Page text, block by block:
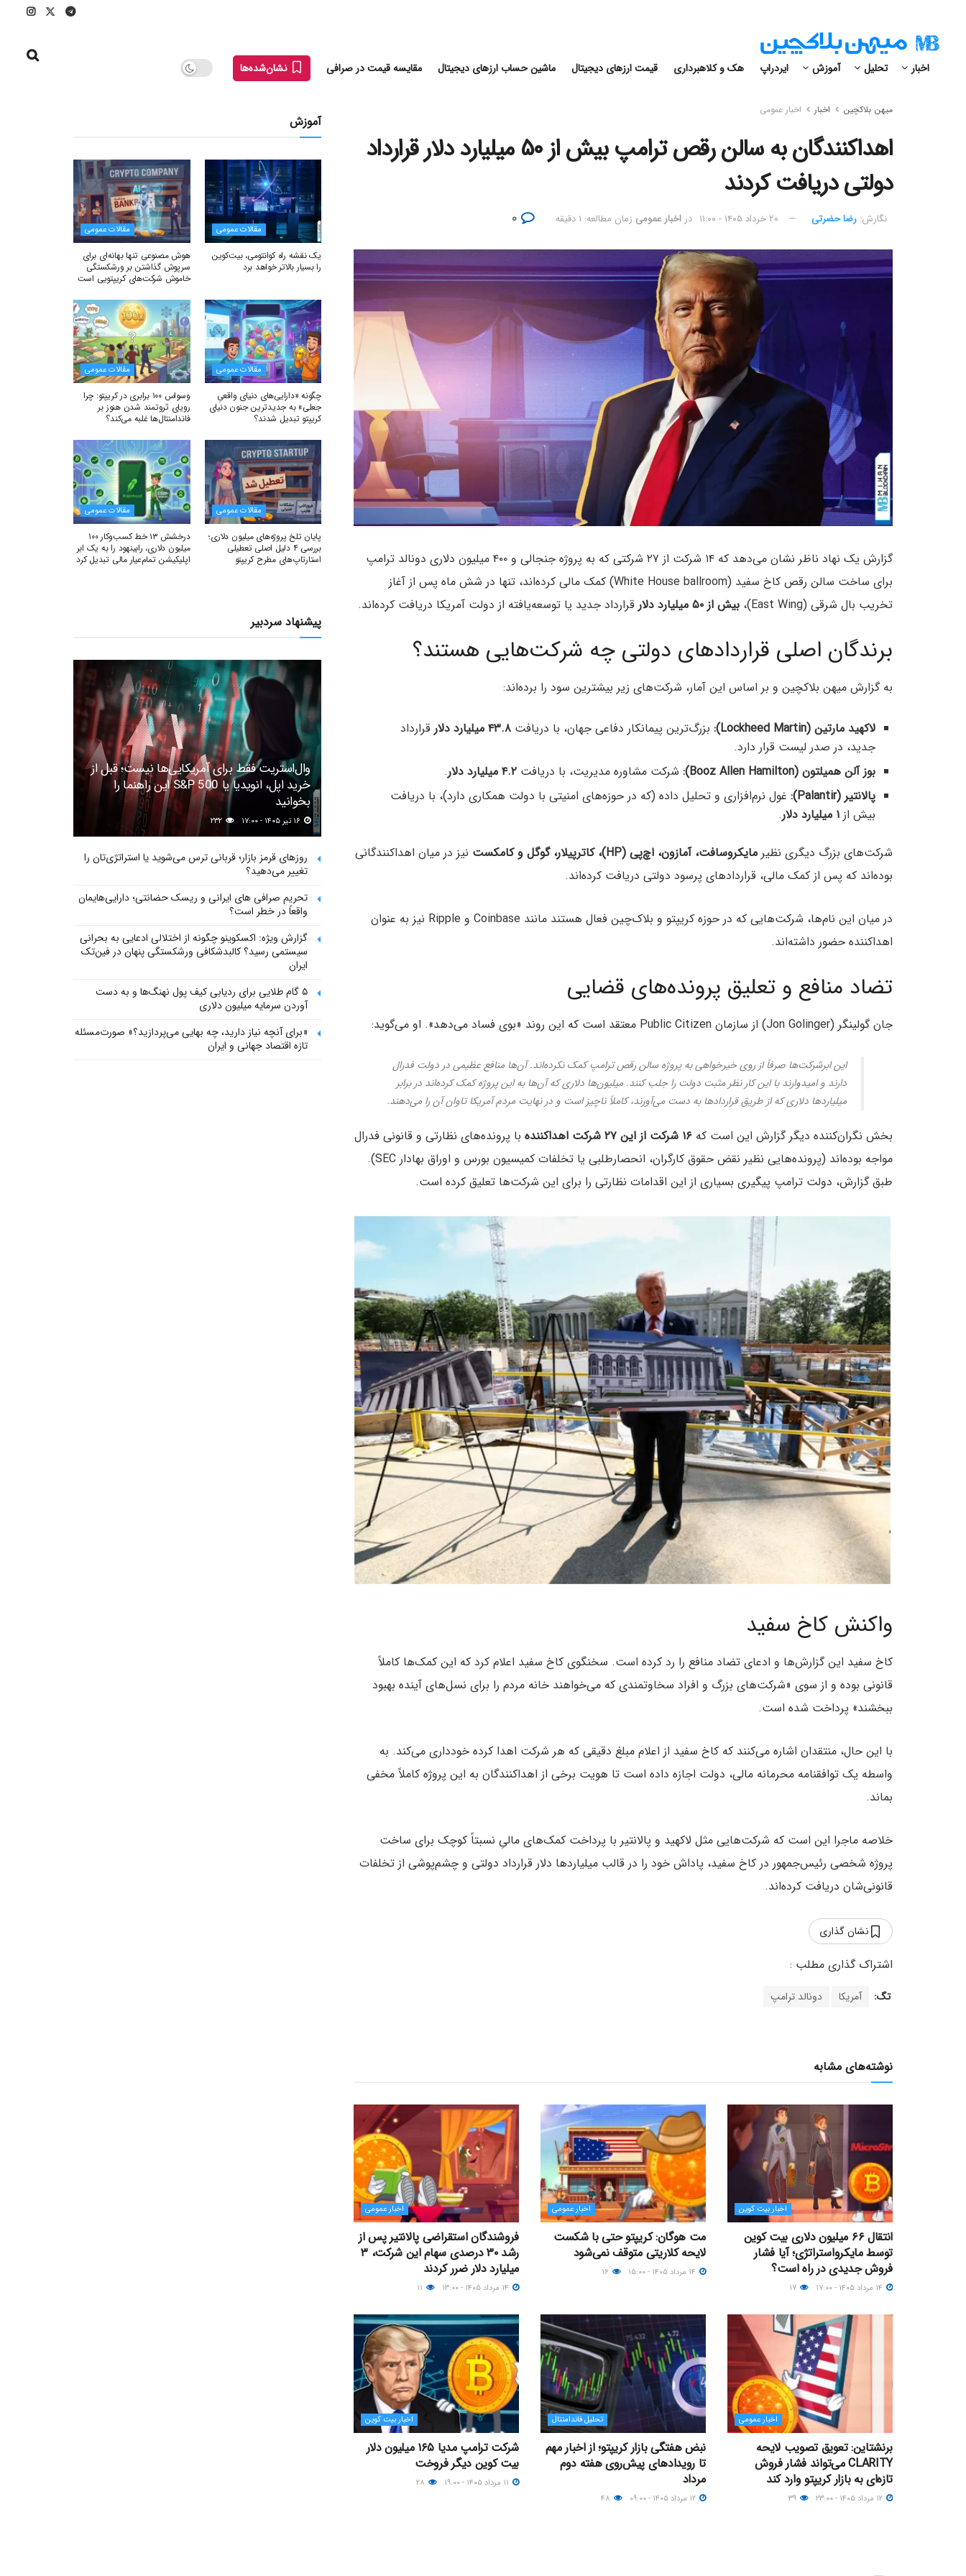
اخبار تحلیل آموزش ایردراپ هک و کلاهبرداری قیمت ارزهای دیجیتال ماشین حساب ارزهای دیجیتال مقایسه قیمت در صرافی نشان‌شده‌ها
میهن بلاکچین اخبار اخبار عمومی
اهداکنندگان به سالن رقص ترامپ بیش از ۵۰ میلیارد دلار قرارداد
دولتی دریافت کردند
نگارش:‌ رضا حضرتی ۲۰ خرداد ۱۴۰۵ - ۱۱:۰۰ در اخبار عمومی زمان مطالعه: ۱ دقیقه
گزارش یک نهاد ناظر نشان می‌دهد که ۱۴ شرکت از ۲۷ شرکتی که به پروژه جنجالی و ۴۰۰ میلیون دلاری دونالد ترامپ
برای ساخت سالن رقص کاخ سفید (White House ballroom) کمک مالی کرده‌اند، تنها در شش ماه پس از آغاز
تخریب بال شرقی (East Wing)،
بیش از ۵۰ میلیارد دلار قرارداد جدید یا توسعه‌یافته از دولت آمریکا دریافت کرده‌اند.
برندگان اصلی قراردادهای دولتی چه شرکت‌هایی هستند؟
به گزارش میهن بلاکچین و بر اساس این آمار، شرکت‌های زیر بیشترین سود را برده‌اند:
لاکهید مارتین (Lockheed Martin): بزرگ‌ترین پیمانکار دفاعی جهان، با دریافت ۴۳.۸ میلیارد دلار
قرارداد
جدید، در صدر لیست قرار دارد.
بوز آلن همیلتون (Booz Allen Hamilton):
شرکت مشاوره مدیریت، با دریافت ۴.۲ میلیارد دلار
.
پالانتیر (Palantir):
غول نرم‌افزاری و تحلیل داده (که در حوزه‌های امنیتی با دولت همکاری دارد)، با دریافت
بیش از ۱ میلیارد دلار .
شرکت‌های بزرگ دیگری نظیر مایکروسافت، آمازون، اچ‌پی (HP)، کاترپیلار، گوگل و کامکست
نیز در میان اهداکنندگانی
بوده‌اند که پس از کمک مالی، قراردادهای پرسود دولتی دریافت کرده‌اند.
در میان این نام‌ها، شرکت‌هایی که در حوزه کریپتو و بلاک‌چین فعال هستند مانند Coinbase و Ripple نیز به عنوان
اهداکننده حضور داشته‌اند.
تضاد منافع و تعلیق پرونده‌های قضایی
جان گولینگر (Jon Golinger) از سازمان Public Citizen معتقد است که این روند «بوی فساد می‌دهد». او می‌گوید:
این ابرشرکت‌ها صرفاً از روی خیرخواهی به پروژه سالن رقص ترامپ کمک نکرده‌اند. آن‌ها منافع عظیمی در دولت فدرال
دارند و امیدوارند با این کار نظر مثبت دولت را جلب کنند. میلیون‌ها دلاری که آن‌ها به این پروژه کمک کرده‌اند در برابر
میلیاردها دلاری که از طریق قراردادها به دست می‌آورند، کاملاً ناچیز است و در نهایت مردم آمریکا تاوان آن را می‌دهند.
بخش نگران‌کننده دیگر گزارش این است که ۱۶ شرکت از این ۲۷ شرکت اهداکننده
با پرونده‌های نظارتی و قانونی فدرال
مواجه بوده‌اند (پرونده‌هایی نظیر نقض حقوق کارگران، انحصارطلبی یا تخلفات کمیسیون بورس و اوراق بهادار SEC).
طبق گزارش، دولت ترامپ پیگیری بسیاری از این اقدامات نظارتی را برای این شرکت‌ها تعلیق کرده است.
واکنش کاخ سفید
کاخ سفید این گزارش‌ها و ادعای تضاد منافع را رد کرده است. سخنگوی کاخ سفید اعلام کرد که این کمک‌ها کاملاً
قانونی بوده و از سوی «شرکت‌های بزرگ و افراد سخاوتمندی که می‌خواهند خانه مردم را برای نسل‌های آینده بهبود
ببخشند» پرداخت شده است.
با این حال، منتقدان اشاره می‌کنند که کاخ سفید از اعلام مبلغ دقیقی که هر شرکت اهدا کرده خودداری می‌کند. به
واسطه یک توافقنامه محرمانه مالی، دولت اجازه داده است تا هویت برخی از اهداکنندگان به این پروژه کاملاً مخفی
بماند.
خلاصه ماجرا این است که شرکت‌هایی مثل لاکهید و پالانتیر با پرداخت کمک‌های مالیِ نسبتاً کوچک برای ساخت
پروژه شخصی رئیس‌جمهور در کاخ سفید، پاداش خود را در قالب میلیاردها دلار قرارداد دولتی و چشم‌پوشی از تخلفات
قانونی‌شان دریافت کرده‌اند.
نشان گذاری
تگ: آمریکا دونالد ترامپ
نوشته‌های مشابه
اخبار بیت کوین
انتقال ۶۶ میلیون دلاری بیت کوین
توسط مایکرواستراتژی؛ آیا فشار
فروش جدیدی در راه است؟
اخبار عمومی
مت هوگان: کریپتو حتی با شکست
لایحه کلاریتی متوقف نمی‌شود
اخبار عمومی
فروشندگان استقراضی پالانتیر پس از
رشد ۳۰ درصدی سهام این شرکت، ۳
میلیارد دلار ضرر کردند
اخبار عمومی
برنشتاین: تعویق تصویب لایحه
CLARITY می‌تواند فشار فروش
تازه‌ای به بازار کریپتو وارد کند
تحلیل فاندامنتال
نبض هفتگی بازار کریپتو؛ از اخبار مهم
تا رویدادهای پیش‌روی هفته دوم
مرداد
اخبار بیت کوین
شرکت ترامپ مدیا ۱۶۵ میلیون دلار
بیت کوین دیگر فروخت
آموزش
مقالات عمومی
یک نقشه راه کوانتومی، بیت‌کوین
را بسیار بالاتر خواهد برد
مقالات عمومی
هوش مصنوعی تنها بهانه‌ای برای
سرپوش گذاشتن بر ورشکستگی
خاموش شرکت‌های کریپتویی است
مقالات عمومی
چگونه «دارایی‌های دنیای واقعیِ
جعلی» به جدیدترین جنون دنیای
کریپتو تبدیل شدند؟
مقالات عمومی
وسواس ۱۰۰ برابری در کریپتو: چرا
رویای ثروتمند شدن هنوز بر
فاندامنتال‌ها غلبه می‌کند؟
مقالات عمومی
پایان تلخ پروژه‌های میلیون دلاری؛
بررسی ۴ دلیل اصلی تعطیلی
استارتاپ‌های مطرح کریپتو
مقالات عمومی
درخشش ۱۳ خط کسب‌وکار ۱۰۰
میلیون دلاری، رابینهود را به یک ابر
اپلیکیشن تمام‌عیار مالی تبدیل کرد
پیشنهاد سردبیر
وال‌استریت فقط برای آمریکایی‌ها نیست؛ قبل از
خرید اپل، انویدیا یا S&P 500 این راهنما را
بخوانید
روزهای قرمز بازار؛ قربانی ترس می‌شوید یا استراتژی‌تان را
تغییر می‌دهید؟
تحریم صرافی های ایرانی و ریسک حضانتی؛ دارایی‌هایمان
واقعاً در خطر است؟
گزارش ویژه: اکسکوینو چگونه از اختلالی ادعایی به بحرانی
سیستمی رسید؟ کالبدشکافی ورشکستگی پنهان در فین‌تک
ایران
۵ گام طلایی برای ردیابی کیف پول‌ نهنگ‌ها و به دست
آوردن سرمایه میلیون دلاری
«برای آنچه نیاز دارید، چه بهایی می‌پردازید؟» صورت‌مسئله
تازه اقتصاد جهانی و ایران